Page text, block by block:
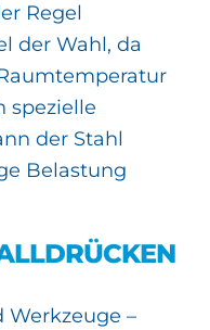
Regel
der Wahl, da
spezielle
der Stahl
Belastung
Werkzeuge –